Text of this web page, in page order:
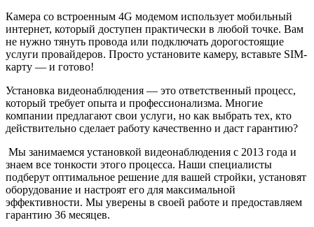
Камера со встроенным 4G модемом использует мобильный
интернет, который доступен практически в любой точке. Вам
не нужно тянуть провода или подключать дорогостоящие
услуги провайдеров. Просто установите камеру, вставьте SIM-
карту — и готово!
Установка видеонаблюдения — это ответственный процесс,
который требует опыта и профессионализма. Многие
компании предлагают свои услуги, но как выбрать тех, кто
действительно сделает работу качественно и даст гарантию?
Мы занимаемся установкой видеонаблюдения с 2013 года и
знаем все тонкости этого процесса. Наши специалисты
подберут оптимальное решение для вашей стройки, установят
оборудование и настроят его для максимальной
эффективности. Мы уверены в своей работе и предоставляем
гарантию 36 месяцев.